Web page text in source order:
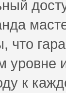
что
уровне
к